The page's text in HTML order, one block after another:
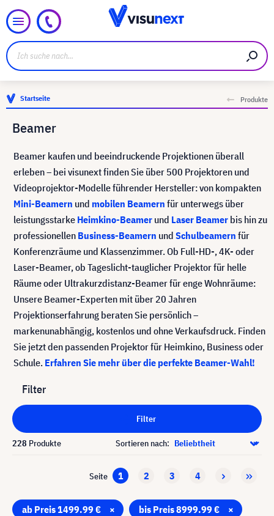
Startseite Produkte
Beamer
Beamer kaufen und beeindruckende Projektionen überall
erleben – bei visunext finden Sie über 500 Projektoren und
Videoprojektor-Modelle führender Hersteller: von kompakten
Mini-Beamern und mobilen Beamern für unterwegs über
leistungsstarke Heimkino-Beamer und Laser Beamer bis hin zu
professionellen Business-Beamern und Schulbeamern für
Konferenzräume und Klassenzimmer. Ob Full-HD-, 4K- oder
Laser-Beamer, ob Tageslicht-tauglicher Projektor für helle
Räume oder Ultrakurzdistanz-Beamer für enge Wohnräume:
Unsere Beamer-Experten mit über 20 Jahren
Projektionserfahrung beraten Sie persönlich –
markenunabhängig, kostenlos und ohne Verkaufsdruck. Finden
Sie jetzt den passenden Projektor für Heimkino, Business oder
Schule. Erfahren Sie mehr über die perfekte Beamer-Wahl!
Filter
Filter
228 Produkte Sortieren nach:
Seite 1 2 3 4
ab Preis 1499.99 € × bis Preis 8999.99 € ×